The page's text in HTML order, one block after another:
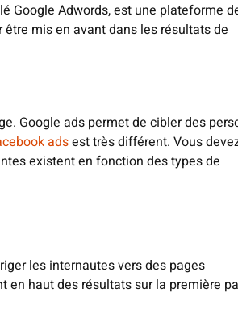
Google Adwords, est une plateforme
être mis en avant dans les résultats de
Google ads permet de cibler des
adsest très différent. Vous
existent en fonction des types de
les internautes vers des pages
en haut des résultats sur la première